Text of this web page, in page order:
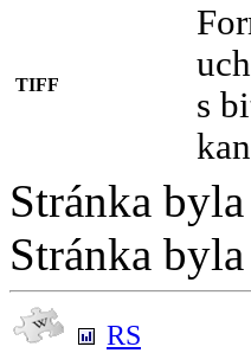
TIFF
s
Stránka
Stránka
RS